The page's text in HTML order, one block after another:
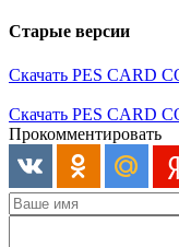
Старые версии
Скачать PES CARD
Скачать PES CARD
Прокомментировать